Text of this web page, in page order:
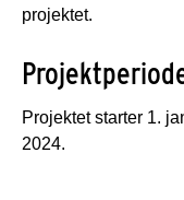
projektet.
Projektet starter 1.
2024.